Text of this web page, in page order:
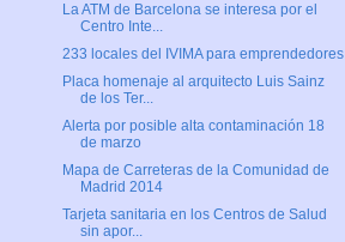
La ATM de Barcelona se interesa por el
Centro Inte...
233 locales del IVIMA para emprendedores
Placa homenaje al arquitecto Luis Sainz
de los Ter...
Alerta por posible alta contaminación 18
de marzo
Mapa de Carreteras de la Comunidad de
Madrid 2014
Tarjeta sanitaria en los Centros de Salud
sin apor...